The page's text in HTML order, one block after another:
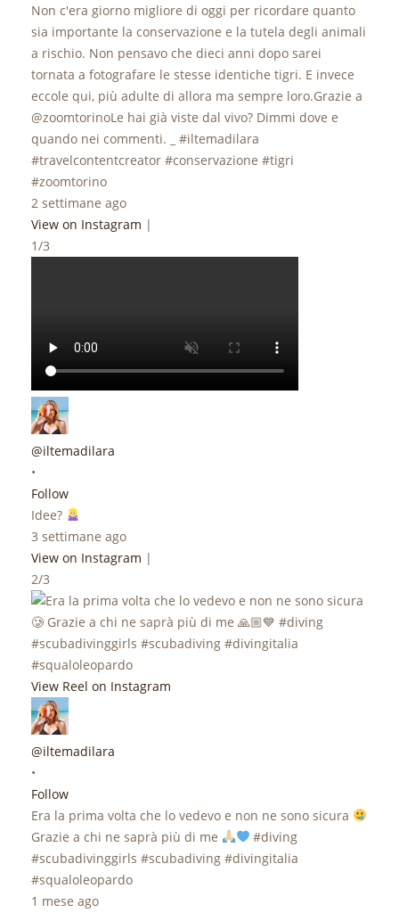
Non c'era giorno migliore di oggi per ricordare quanto
sia importante la conservazione e la tutela degli animali
a rischio. Non pensavo che dieci anni dopo sarei
tornata a fotografare le stesse identiche tigri. E invece
eccole qui, più adulte di allora ma sempre loro.Grazie a
@zoomtorinoLe hai già viste dal vivo? Dimmi dove e
quando nei commenti. _ #iltemadilara
#travelcontentcreator #conservazione #tigri
#zoomtorino
2 settimane ago
View on Instagram |
1/3
@iltemadilara
•
Follow
Idee?
3 settimane ago
View on Instagram |
2/3
View Reel on Instagram
@iltemadilara
•
Follow
Era la prima volta che lo vedevo e non ne sono sicura
Grazie a chi ne saprà più di me
#diving
#scubadivinggirls #scubadiving #divingitalia
#squaloleopardo
1 mese ago